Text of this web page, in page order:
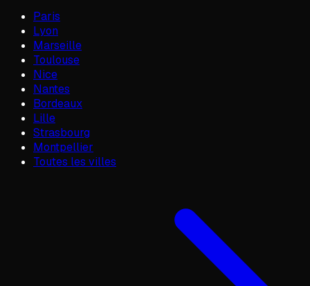
Paris
Lyon
Marseille
Toulouse
Nice
Nantes
Bordeaux
Lille
Strasbourg
Montpellier
Toutes les villes